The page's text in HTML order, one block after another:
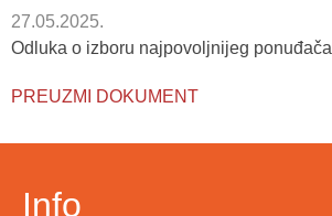
27.05.2025.
Odluka o izboru najpovoljnijeg ponuđača
PREUZMI DOKUMENT
Info